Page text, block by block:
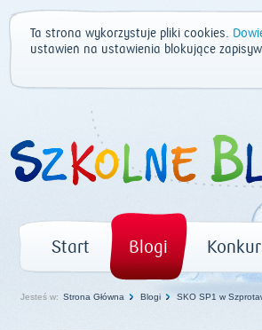
Ta strona wykorzystuje pliki cookies.
ustawień na ustawienia blokujące
Start Blogi
Jesteś w: Strona Główna Blogi SKO SP1 w